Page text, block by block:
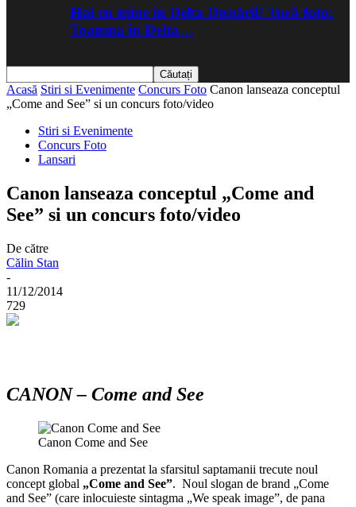
Hai cu mine în Delta Dunării! Tură foto:
Toamna în Delta…
Acasă Stiri si Evenimente Concurs Foto Canon lanseaza conceptul
„Come and See” si un concurs foto/video
Stiri si Evenimente
Concurs Foto
Lansari
Canon lanseaza conceptul „Come and
See” si un concurs foto/video
De către
Călin Stan
-
11/12/2014
729
CANON – Come and See
Canon Come and See
Canon Romania a prezentat la sfarsitul saptamanii trecute noul
concept global „Come and See”. Noul slogan de brand „Come
and See” (care inlocuieste sintagma „We speak image”, de pana